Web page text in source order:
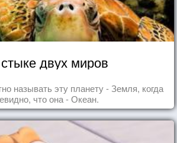
двух миров
называть эту планету - Земля, когда
что она - Океан.